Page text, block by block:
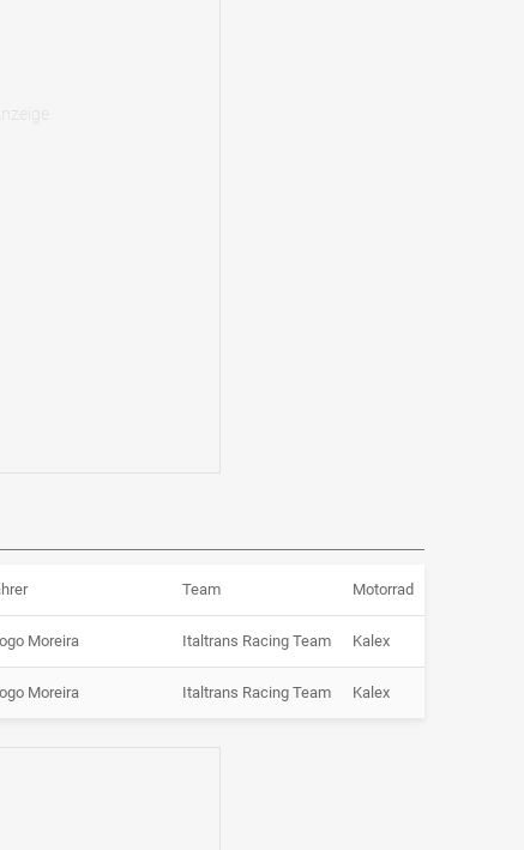
Team Motorrad
Moreira Italtrans Racing Team Kalex
Moreira Italtrans Racing Team Kalex